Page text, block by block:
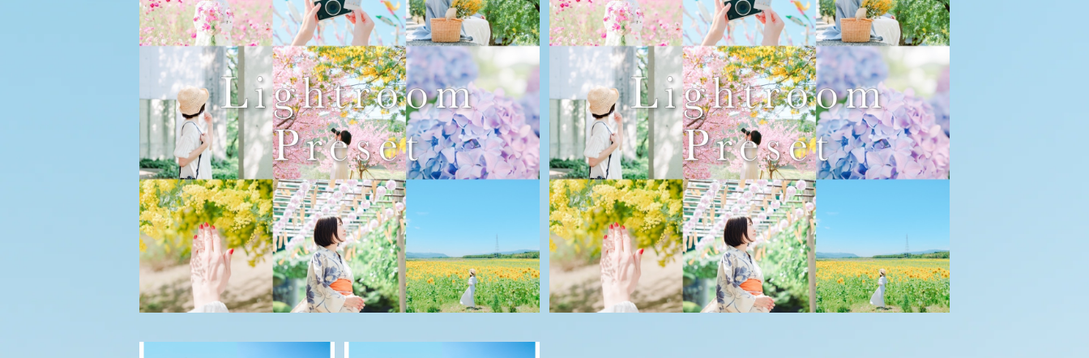
新作【スマホ用】ふんわりLightroomプリセット3つセット【brilliant】
¥7,700
新作【PC用】ふんわりLightroomプリセット3つセット【brilliant】
¥7,700